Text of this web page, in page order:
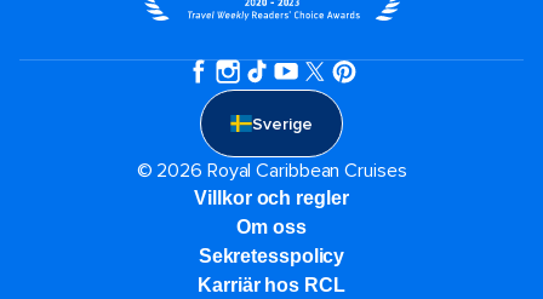
Sverige
© 2026 Royal Caribbean Cruises
Villkor och regler
Om oss
Sekretesspolicy
Karriär hos RCL